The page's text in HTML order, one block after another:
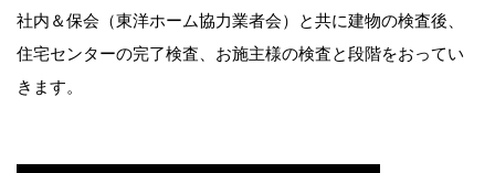
社内＆保会（東洋ホーム協力業者会）と共に建物の検査後、
住宅センターの完了検査、お施主様の検査と段階をおってい
きます。